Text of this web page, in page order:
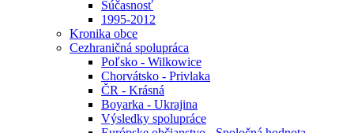
Súčasnosť
1995-2012
Kronika obce
Cezhraničná spolupráca
Poľsko - Wilkowice
Chorvátsko - Privlaka
ČR - Krásná
Boyarka - Ukrajina
Výsledky spolupráce